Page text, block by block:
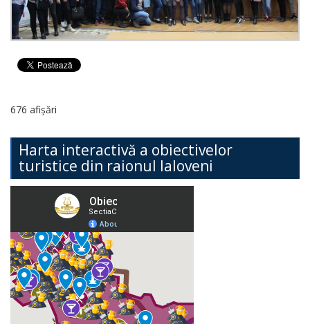
676 afișări
Harta interactivă a obiectivelor
turistice din raionul Ialoveni